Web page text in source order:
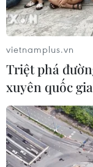
TIN CÙNG
Phát huy vai trò
dựng không
toàn
10/08/2026 12:15
vietnamplus.vn
Triệt phá
xuyên quốc